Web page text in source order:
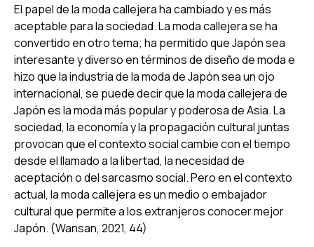
El papel de la moda callejera ha cambiado y es más
aceptable para la sociedad. La moda callejera se ha
convertido en otro tema; ha permitido que Japón sea
interesante y diverso en términos de diseño de moda e
hizo que la industria de la moda de Japón sea un ojo
internacional, se puede decir que la moda callejera de
Japón es la moda más popular y poderosa de Asia. La
sociedad, la economía y la propagación cultural juntas
provocan que el contexto social cambie con el tiempo
desde el llamado a la libertad, la necesidad de
aceptación o del sarcasmo social. Pero en el contexto
actual, la moda callejera es un medio o embajador
cultural que permite a los extranjeros conocer mejor
Japón. (Wansan, 2021, 44)